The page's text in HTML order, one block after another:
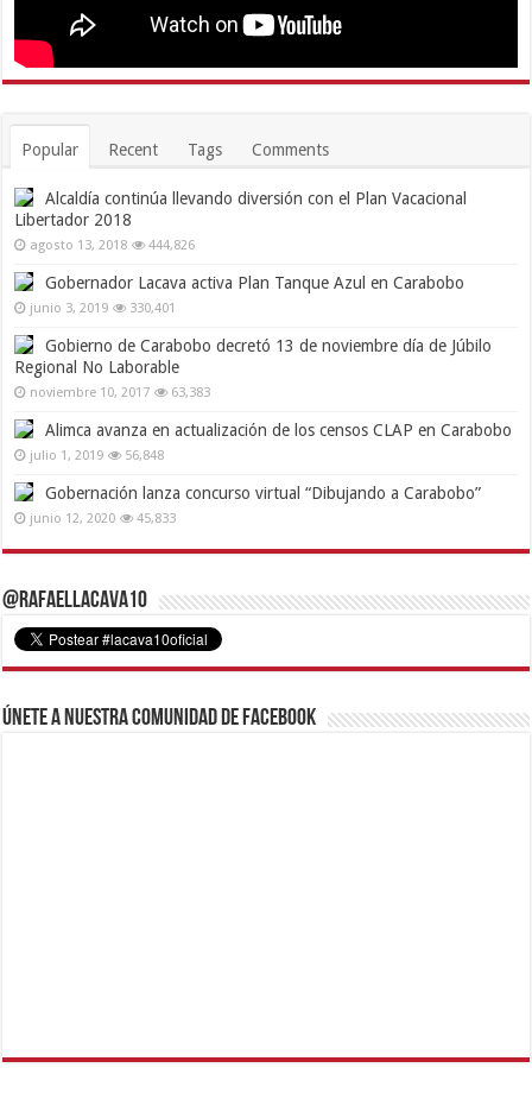
Popular Recent Tags Comments
Alcaldía continúa llevando diversión con el Plan Vacacional
Libertador 2018
agosto 13, 2018 444,826
Gobernador Lacava activa Plan Tanque Azul en Carabobo
junio 3, 2019 330,401
Gobierno de Carabobo decretó 13 de noviembre día de Júbilo
Regional No Laborable
noviembre 10, 2017 63,383
Alimca avanza en actualización de los censos CLAP en Carabobo
julio 1, 2019 56,848
Gobernación lanza concurso virtual “Dibujando a Carabobo”
junio 12, 2020 45,833
@RafaelLacava10
Únete a nuestra comunidad de Facebook